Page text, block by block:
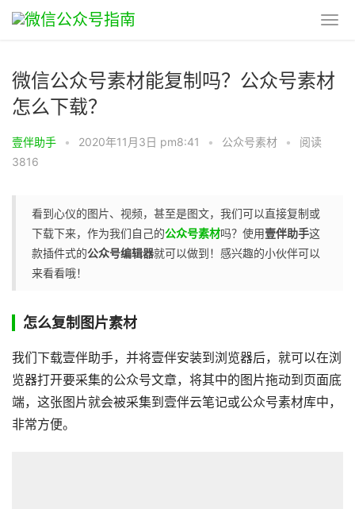
微信公众号素材能复制吗？公众号素材
怎么下载？
壹伴助手 • 2020年11月3日 pm8:41 • 公众号素材 •
阅读
3816
看到心仪的图片、视频，甚至是图文，我们可以直接复制或
下载下来，作为我们自己的公众号素材吗？使用壹伴助手这
款插件式的公众号编辑器就可以做到！感兴趣的小伙伴可以
来看看哦！
怎么复制图片素材
我们下载壹伴助手，并将壹伴安装到浏览器后，就可以在浏
览器打开要采集的公众号文章，将其中的图片拖动到页面底
端，这张图片就会被采集到壹伴云笔记或公众号素材库中，
非常方便。